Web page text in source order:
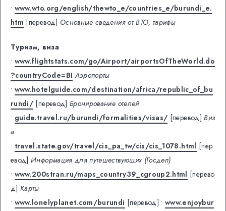
• www.wto.org/english/thewto_e/countries_e/burundi_e.
htm [перевод] Основные сведения от ВТО, тарифы
Туризм, виза
• www.flightstats.com/go/Airport/airportsOfTheWorld.do
?countryCode=BI Аэропорты
• www.hotelguide.com/destination/africa/republic_of_bu
rundi/ [перевод] Бронирование отелей
• guide.travel.ru/burundi/formalities/visas/ [перевод] Виз
а
• travel.state.gov/travel/cis_pa_tw/cis/cis_1078.html [пер
евод] Информация для путешествующих (Госдеп)
• www.200stran.ru/maps_country39_cgroup2.html [перево
д] Карты
• www.lonelyplanet.com/burundi [перевод] •www.enjoybur